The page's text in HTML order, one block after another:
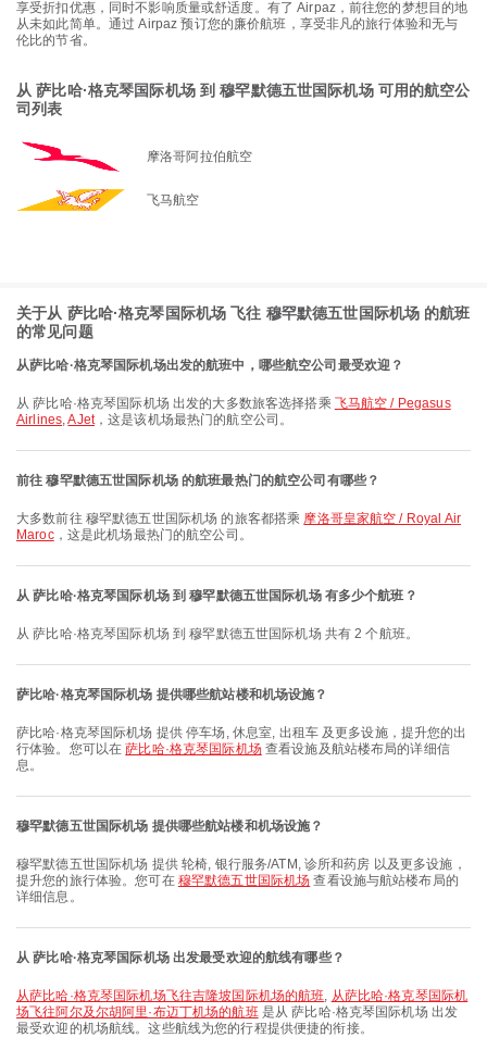
享受折扣优惠，同时不影响质量或舒适度。有了 Airpaz，前往您的梦想目的地
从未如此简单。通过 Airpaz 预订您的廉价航班，享受非凡的旅行体验和无与
伦比的节省。
从 萨比哈·格克琴国际机场 到 穆罕默德五世国际机场 可用的航空公
司列表
摩洛哥阿拉伯航空
飞马航空
关于从 萨比哈·格克琴国际机场 飞往 穆罕默德五世国际机场 的航班
的常见问题
从萨比哈·格克琴国际机场出发的航班中，哪些航空公司最受欢迎？
从 萨比哈·格克琴国际机场 出发的大多数旅客选择搭乘 飞马航空 / Pegasus
Airlines,AJet，这是该机场最热门的航空公司。
前往 穆罕默德五世国际机场 的航班最热门的航空公司有哪些？
大多数前往 穆罕默德五世国际机场 的旅客都搭乘 摩洛哥皇家航空 / Royal Air
Maroc，这是此机场最热门的航空公司。
从 萨比哈·格克琴国际机场 到 穆罕默德五世国际机场 有多少个航班？
从 萨比哈·格克琴国际机场 到 穆罕默德五世国际机场 共有 2 个航班。
萨比哈·格克琴国际机场 提供哪些航站楼和机场设施？
萨比哈·格克琴国际机场 提供 停车场, 休息室, 出租车 及更多设施，提升您的出
行体验。您可以在萨比哈·格克琴国际机场查看设施及航站楼布局的详细信
息。
穆罕默德五世国际机场 提供哪些航站楼和机场设施？
穆罕默德五世国际机场 提供 轮椅, 银行服务/ATM, 诊所和药房 以及更多设施，
提升您的旅行体验。您可在 穆罕默德五世国际机场 查看设施与航站楼布局的
详细信息。
从 萨比哈·格克琴国际机场 出发最受欢迎的航线有哪些？
从萨比哈·格克琴国际机场飞往吉隆坡国际机场的航班, 从萨比哈·格克琴国际机
场飞往阿尔及尔胡阿里·布迈丁机场的航班是从 萨比哈·格克琴国际机场 出发
最受欢迎的机场航线。这些航线为您的行程提供便捷的衔接。